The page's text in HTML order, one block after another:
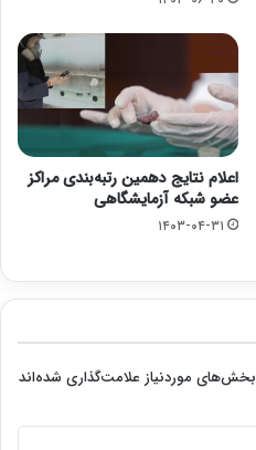
اعلام نتایج دهمین رتبه‌بندی مراکز
عضو شبکه آزمایشگاهی
۱۴۰۳-۰۴-۳۱
بخش‌های موردنیاز علامت‌گذاری شده‌اند